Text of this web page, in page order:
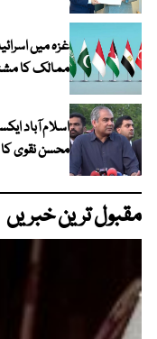
ممالک کا
اسلام آباد
محسن نقوی
مقبول ترین خبریں